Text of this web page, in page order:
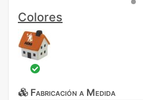
Colores
Fabricación a Medida